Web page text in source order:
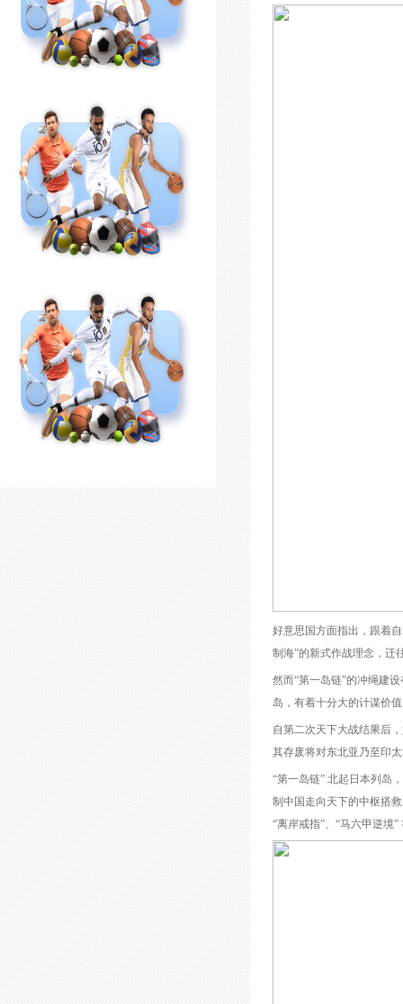
好意思国方面指出，跟着
制海”的新式作战理念，迁
然而“第一岛链”的冲绳建
岛，有着十分大的计谋价
自第二次天下大战结果后
其存废将对东北亚乃至印
“第一岛链” 北起日本列岛
制中国走向天下的中枢搭
“离岸戒指”、“马六甲逆境